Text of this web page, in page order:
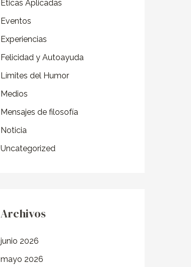
o
r
:
Éticas Aplicadas
Eventos
Experiencias
Felicidad y Autoayuda
Límites del Humor
Medios
Mensajes de filosofía
Noticia
Uncategorized
Archivos
junio 2026
mayo 2026